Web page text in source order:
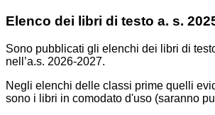
Elenco dei libri di testo a. s.
Sono pubblicati gli elenchi dei libri di
nell’a.s. 2026-2027.
Negli elenchi delle classi prime quelli
sono i libri in comodato d'uso (saranno